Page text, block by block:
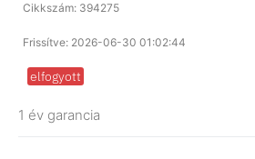
Cikkszám: 394275
Frissítve: 2026-06-30 01:02:44
elfogyott
1 év garancia